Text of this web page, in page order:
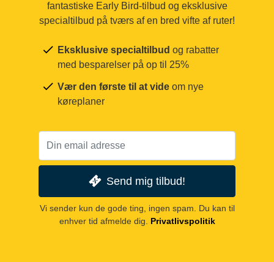
fantastiske Early Bird-tilbud og eksklusive
specialtilbud på tværs af en bred vifte af ruter!
Eksklusive specialtilbud og rabatter
med besparelser på op til 25%
Vær den første til at vide om nye
køreplaner
Send mig tilbud!
Vi sender kun de gode ting, ingen spam. Du kan til
enhver tid afmelde dig.
Privatlivspolitik